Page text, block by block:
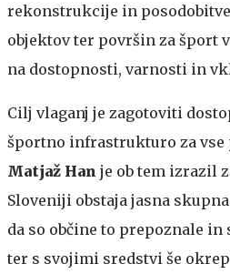
rekonstrukcije in
objektov ter površin za šport
na dostopnosti, varnosti in
Cilj vlaganj je zagotoviti
športno infrastrukturo za
Matjaž Han je ob tem izrazil
Sloveniji obstaja jasna
da so občine to prepoznale
ter s svojimi sredstvi še